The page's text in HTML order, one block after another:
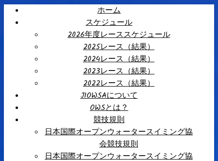
ホーム
スケジュール
2026年度レーススケジュール
2025レース（結果）
2024レース（結果）
2023レース（結果）
2022レース（結果）
JIOWSAについて
OWSとは？
競技規則
日本国際オープンウォータースイミング協
会競技規則
日本国際オープンウォータースイミング協